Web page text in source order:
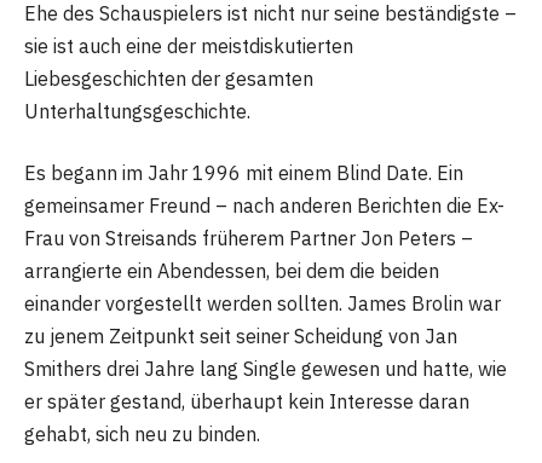
Ehe des Schauspielers ist nicht nur seine beständigste –
sie ist auch eine der meistdiskutierten
Liebesgeschichten der gesamten
Unterhaltungsgeschichte.
Es begann im Jahr 1996 mit einem Blind Date. Ein
gemeinsamer Freund – nach anderen Berichten die Ex-
Frau von Streisands früherem Partner Jon Peters –
arrangierte ein Abendessen, bei dem die beiden
einander vorgestellt werden sollten. James Brolin war
zu jenem Zeitpunkt seit seiner Scheidung von Jan
Smithers drei Jahre lang Single gewesen und hatte, wie
er später gestand, überhaupt kein Interesse daran
gehabt, sich neu zu binden.